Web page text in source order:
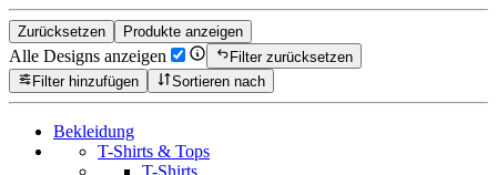
Zurücksetzen Produkte anzeigen
Alle Designs anzeigen
Filter zurücksetzen
Filter hinzufügen
Sortieren nach
Bekleidung
T-Shirts & Tops
T-Shirts